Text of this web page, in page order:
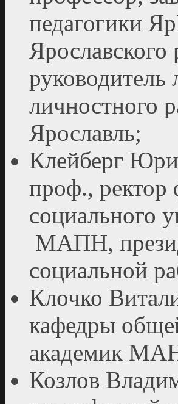
педагогики
руководитель
личностного
Ярославль;
Клейберг
проф., ректор
социального
МАПН,
социальной
Клочко
кафедры
академик
Козлов